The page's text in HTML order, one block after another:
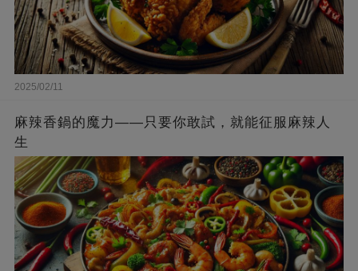
2025/02/11
麻辣香鍋的魔力——只要你敢試，就能征服麻辣人
生